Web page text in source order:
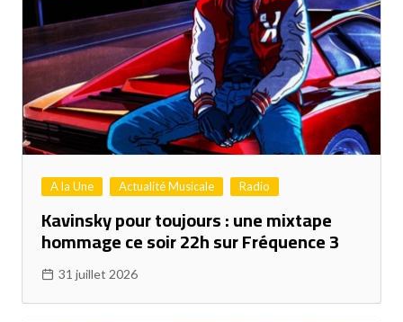
A la Une Actualité Musicale Radio
Kavinsky pour toujours : une mixtape
hommage ce soir 22h sur Fréquence 3
31 juillet 2026